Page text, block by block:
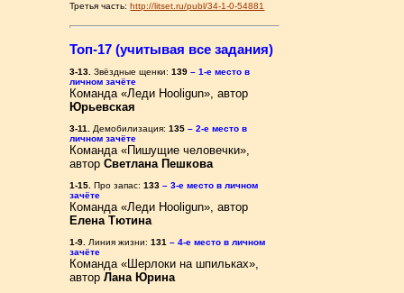
Третья часть:http://litset.ru/publ/34-1-0-54881
Топ-17 (учитывая все задания)
3-13. Звёздные щенки:139 – 1-е место в
личном зачёте
Команда «Леди Hooligun», автор
Юрьевская
3-11. Демобилизация:135 – 2-е место в
личном зачёте
Команда «Пишущие человечки»,
авторСветлана Пешкова
1-15. Про запас:133 – 3-е место в личном
зачёте
Команда «Леди Hooligun», автор
Елена Тютина
1-9. Линия жизни:131 – 4-е место в личном
зачёте
Команда «Шерлоки на шпильках»,
авторЛана Юрина